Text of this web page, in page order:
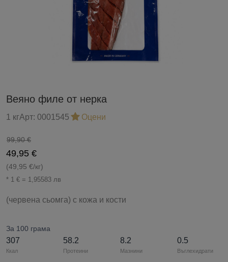
Веяно филе от нерка
1 кгАрт: 0001545 Оцени
99,90 €
49,95 €
(49,95 €/кг)
* 1 € = 1,95583 лв
(червена сьомга) с кожа и кости
За 100 грама
307
Ккал
58.2
Протеини
8.2
Мазнини
0.5
Въглехидрати